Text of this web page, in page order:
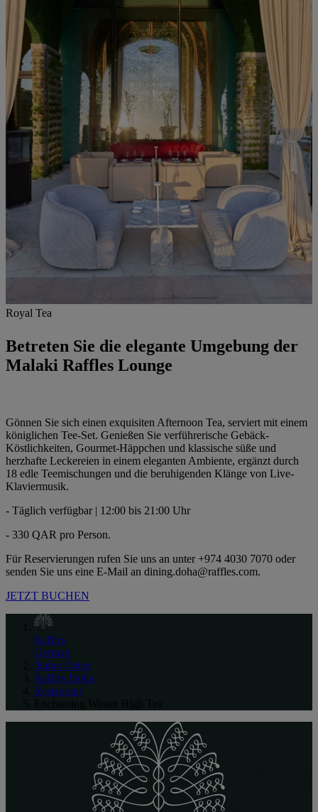
Royal Tea
Betreten Sie die elegante Umgebung der
Malaki Raffles Lounge
Gönnen Sie sich einen exquisiten Afternoon Tea, serviert mit einem
königlichen Tee-Set. Genießen Sie verführerische Gebäck-
Köstlichkeiten, Gourmet-Häppchen und klassische süße und
herzhafte Leckereien in einem eleganten Ambiente, ergänzt durch
18 edle Teemischungen und die beruhigenden Klänge von Live-
Klaviermusik.
- Täglich verfügbar | 12:00 bis 21:00 Uhr
- 330 QAR pro Person.
Für Reservierungen rufen Sie uns an unter +974 4030 7070 oder
senden Sie uns eine E-Mail an dining.doha@raffles.com.
JETZT BUCHEN
Raffles
German
Naher Osten
Raffles Doha
Restaurant